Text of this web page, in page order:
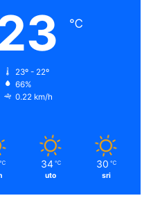
℃
23º - 22º
66%
0.22 km/h
℃ 34 ℃
uto
30 ℃
sri